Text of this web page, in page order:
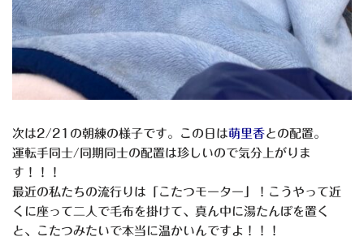
次は2/21の朝練の様子です。この日は萌里香との配置。
運転手同士/同期同士の配置は珍しいので気分上がりま
す！！！
最近の私たちの流行りは「こたつモーター」！こうやって近
くに座って二人で毛布を掛けて、真ん中に湯たんぽを置く
と、こたつみたいで本当に温かいんですよ！！！